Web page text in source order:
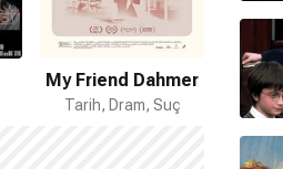
My Friend Dahmer
Tarih, Dram, Suç